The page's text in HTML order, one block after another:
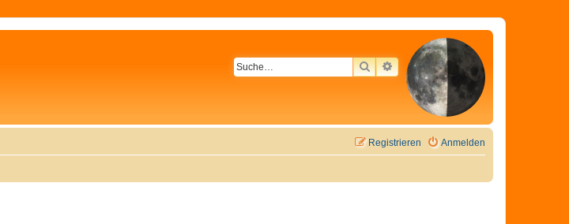
SUCHEERWEITERTE SUCHE
Anmelden
Registrieren